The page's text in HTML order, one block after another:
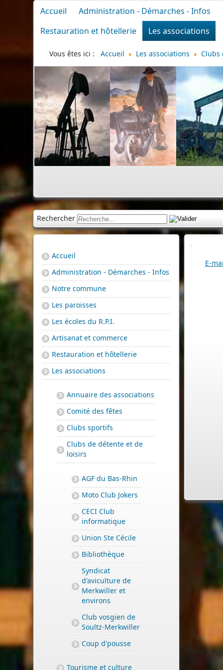
Accueil Administration - Démarches - Infos
Restauration et hôtellerie
Les associations
Vous êtes ici : Accueil Les associations Clubs
Rechercher
Accueil
Administration - Démarches - Infos
Notre commune
Les paroisses
Les écoles du R.P.I.
Artisanat et commerce
Restauration et hôtellerie
Les associations
Annuaire des associations
Comité des fêtes
Clubs sportifs
Clubs de détente et de
loisirs
AGF du Bas-Rhin
Moto Club Jokers
CECI Club
informatique
Union Ste Cécile
Bibliothèque
Syndicat
d'aviculture de
Merkwiller et
environs
Club vosgien de
Soultz-Merkwiller
Coup d'pousse
Tourisme et culture
E-
PERMIS DE CONSTRUIRE- DECLARATION PREALABLE
dorénavant en ligne
Depuis le 3 janvier 2022, vous pouvez profiter de la
par voie électronique (SVE)pour déposer votre
d’autorisation d’urbanisme
(Permis de construire, d’aménager et de démolir,
déclaration préalable et certificat d’urbanisme) avec les
mêmes garanties de réception
et de prise en compte de votre dossier qu’un dépôt par
papier.
Nous vous proposons un téléservice, destiné aux